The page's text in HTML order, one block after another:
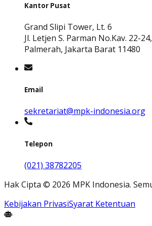
Kantor Pusat
Grand Slipi Tower, Lt. 6
Jl. Letjen S. Parman No.Kav. 22-24,
Palmerah, Jakarta Barat 11480
Email
sekretariat@mpk-indonesia.org
Telepon
(021) 38782205
Hak Cipta © 2026 MPK Indonesia.
Kebijakan PrivasiSyarat Ketentuan